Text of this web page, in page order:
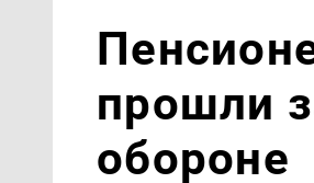
прошли
обороне